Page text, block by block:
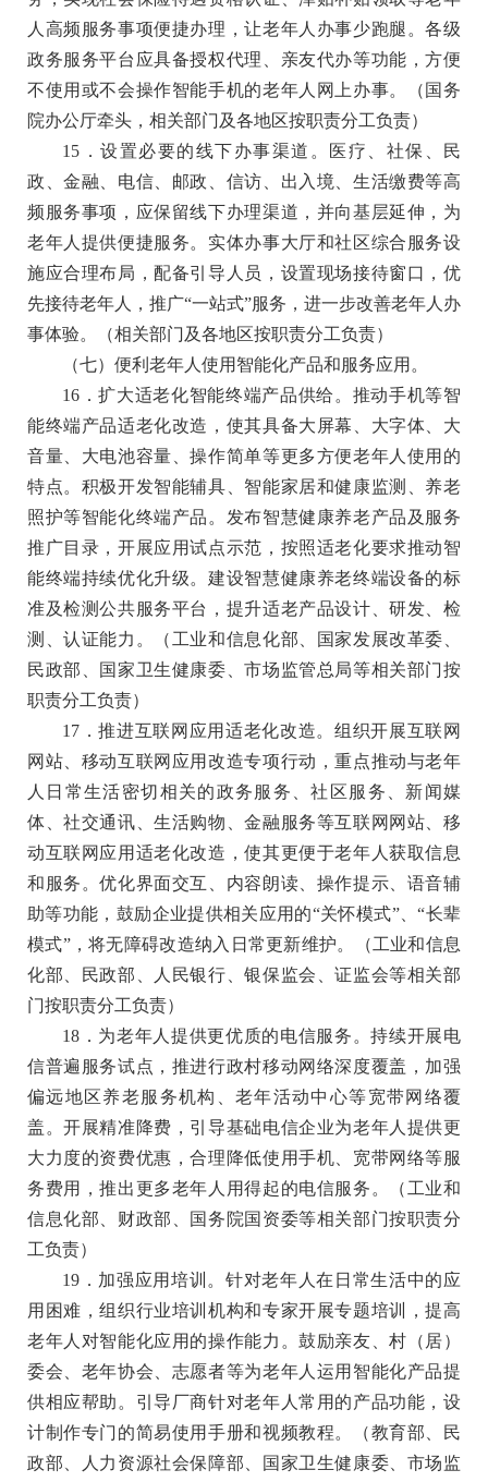
人高频服务事项便捷办理，让老年人办事少跑腿。各级
政务服务平台应具备授权代理、亲友代办等功能，方便
不使用或不会操作智能手机的老年人网上办事。
（国务
院办公厅牵头，相关部门及各地区按职责分工负责）
15．设置必要的线下办事渠道。
医疗、社保、民
政、金融、电信、邮政、信访、出入境、生活缴费等高
频服务事项，应保留线下办理渠道，并向基层延伸，为
老年人提供便捷服务。实体办事大厅和社区综合服务设
施应合理布局，配备引导人员，设置现场接待窗口，优
先接待老年人，推广“一站式”服务，进一步改善老年人办
事体验。（相关部门及各地区按职责分工负责）
（七）便利老年人使用智能化产品和服务应用。
16．扩大适老化智能终端产品供给。 推动手机等智
能终端产品适老化改造，使其具备大屏幕、大字体、大
音量、大电池容量、操作简单等更多方便老年人使用的
特点。积极开发智能辅具、智能家居和健康监测、养老
照护等智能化终端产品。发布智慧健康养老产品及服务
推广目录，开展应用试点示范，按照适老化要求推动智
能终端持续优化升级。建设智慧健康养老终端设备的标
准及检测公共服务平台，提升适老产品设计、研发、检
测、认证能力 。（工业和信息化部、国家发展改革委、
民政部、国家卫生健康委、市场监管总局等相关部门按
职责分工负责）
17．推进互联网应用适老化改造。 组织开展互联网
网站、移动互联网应用改造专项行动，重点推动与老年
人日常生活密切相关的政务服务、社区服务、新闻媒
体、社交通讯、生活购物、金融服务等互联网网站、移
动互联网应用适老化改造，使其更便于老年人获取信息
和服务。优化界面交互、内容朗读、操作提示、语音辅
助等功能，鼓励企业提供相关应用的“关怀模式”、“长辈
模式”，将无障碍改造纳入日常更新维护。（工业和信息
化部、民政部、人民银行、银保监会、证监会等相关部
门按职责分工负责）
18．为老年人提供更优质的电信服务。持续开展电
信普遍服务试点，推进行政村移动网络深度覆盖，加强
偏远地区养老服务机构、老年活动中心等宽带网络覆
盖。开展精准降费，引导基础电信企业为老年人提供更
大力度的资费优惠，合理降低使用手机、宽带网络等服
务费用，推出更多老年人用得起的电信服务 。（工业和
信息化部、财政部、国务院国资委等相关部门按职责分
工负责）
19．加强应用培训。 针对老年人在日常生活中的应
用困难，组织行业培训机构和专家开展专题培训，提高
老年人对智能化应用的操作能力。鼓励亲友、村（居）
委会、老年协会、志愿者等为老年人运用智能化产品提
供相应帮助。引导厂商针对老年人常用的产品功能，设
计制作专门的简易使用手册和视频教程。（教育部、民
政部、人力资源社会保障部、国家卫生健康委、市场监